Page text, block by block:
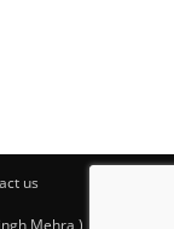
us
Mehra )